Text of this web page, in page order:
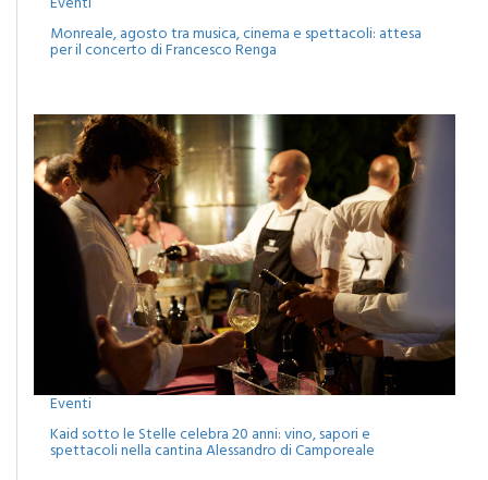
Monreale, agosto tra musica, cinema e spettacoli: attesa
per il concerto di Francesco Renga
Kaid sotto le Stelle celebra 20 anni: vino, sapori e
spettacoli nella cantina Alessandro di Camporeale